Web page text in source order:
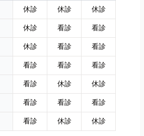
休診 休診
休診
休診 看診
看診
休診 看診
看診
看診 看診
看診
看診 休診
休診
看診 看診
看診
看診 休診 休診